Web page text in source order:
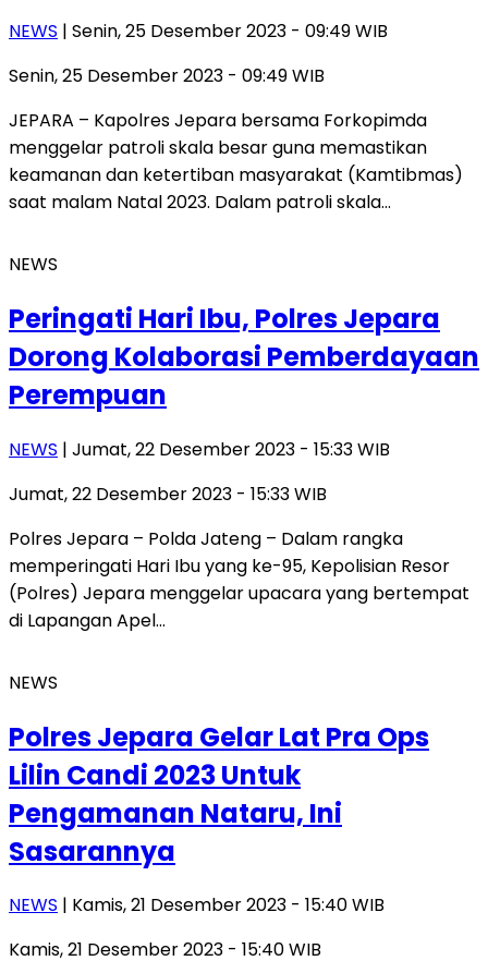
NEWS | Senin, 25 Desember 2023 - 09:49 WIB
Senin, 25 Desember 2023 - 09:49 WIB
JEPARA – Kapolres Jepara bersama Forkopimda
menggelar patroli skala besar guna memastikan
keamanan dan ketertiban masyarakat (Kamtibmas)
saat malam Natal 2023. Dalam patroli skala…
NEWS
Peringati Hari Ibu, Polres Jepara
Dorong Kolaborasi Pemberdayaan
Perempuan
NEWS | Jumat, 22 Desember 2023 - 15:33 WIB
Jumat, 22 Desember 2023 - 15:33 WIB
Polres Jepara – Polda Jateng – Dalam rangka
memperingati Hari Ibu yang ke-95, Kepolisian Resor
(Polres) Jepara menggelar upacara yang bertempat
di Lapangan Apel…
NEWS
Polres Jepara Gelar Lat Pra Ops
Lilin Candi 2023 Untuk
Pengamanan Nataru, Ini
Sasarannya
NEWS | Kamis, 21 Desember 2023 - 15:40 WIB
Kamis, 21 Desember 2023 - 15:40 WIB